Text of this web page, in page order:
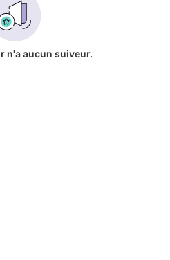
n'a aucun suiveur.